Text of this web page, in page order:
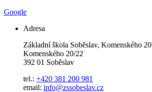
Google
Adresa
Základní škola Soběslav, Komenského 20
Komenského 20/22
392 01 Soběslav
tel.: +420 381 200 981
email: info@zssobeslav.cz